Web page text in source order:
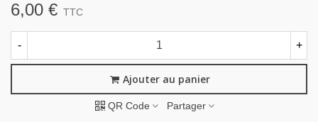
6,00 € TTC
- +
Ajouter au panier
QR Code Partager